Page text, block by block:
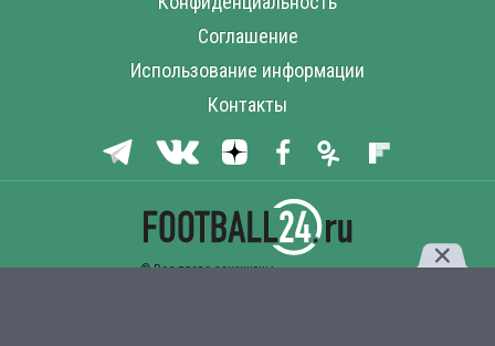
Соглашение
Использование информации
Контакты